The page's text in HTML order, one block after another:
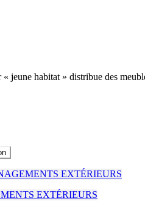
jeune habitat » distribue des